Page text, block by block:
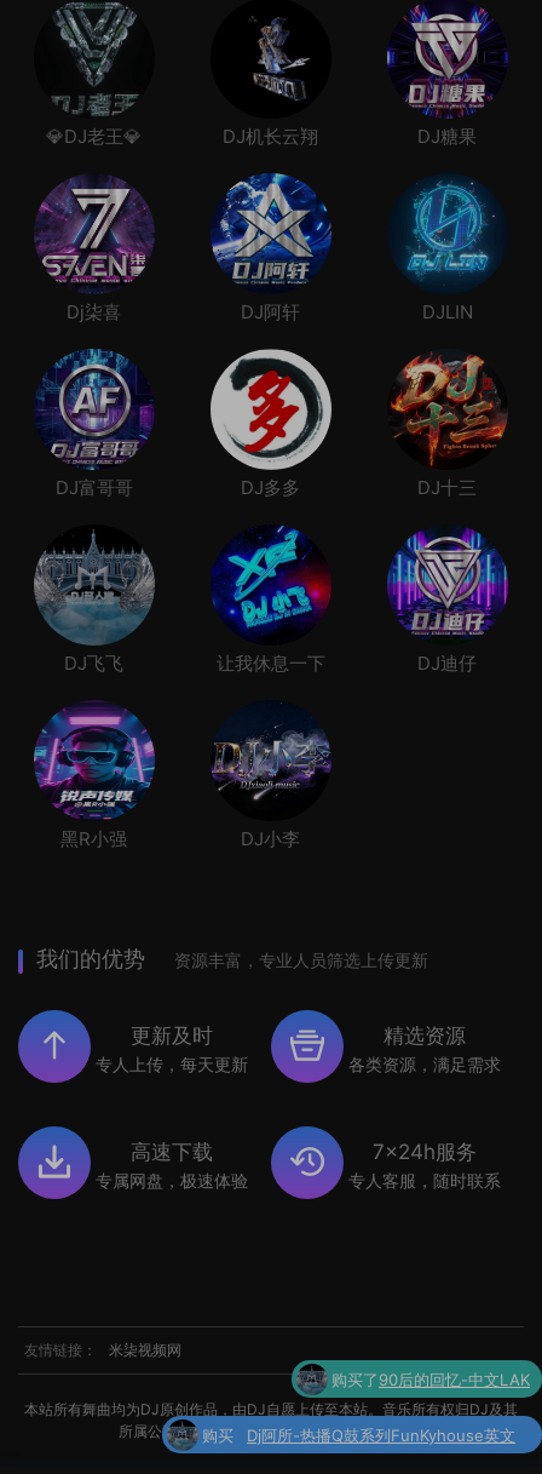
💎DJ老王💎 DJ机长云翔 DJ糖果
Dj柒喜 DJ阿轩 DJLIN
DJ富哥哥 DJ多多 DJ十三
DJ飞飞 让我休息一下 DJ迪仔
黑R小强 DJ小李
我们的优势 资源丰富，专业人员筛选上传更新
更新及时
专人上传，每天更新
精选资源
各类资源，满足需求
高速下载
专属网盘，极速体验
7x24h服务
专人客服，随时联系
友情链接： 米柒视频网
本站所有舞曲均为DJ原创作品，由DJ自愿上传至本站。音乐所有权归DJ及其
所属公司所有。如涉及侵权，请联系我们处理。
了
Dj阿所-热播Q鼓系列FunKyhouse英文
串烧
购买了世界杯专辑小串